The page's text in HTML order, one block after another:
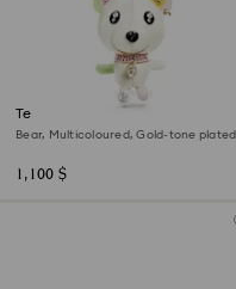
Teddy bag charm
Bear, Multicoloured, Gold-tone plated
1,100 $